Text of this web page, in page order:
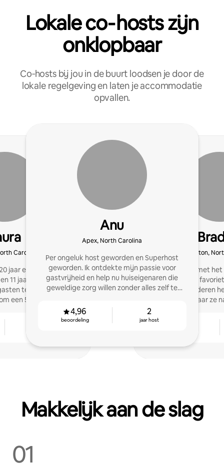
Lokale co‑hosts zijn
onklopbaar
Co‑hosts bij jou in de buurt loodsen je door de
lokale regelgeving en laten je accommodatie
opvallen.
Carolina
jaar ervaring met
11 jaar met Airbnb. Ik
te ontvangen! Nu
een 5-sterrenverblijf
Anu
Apex, North Carolina
Per ongeluk host geworden en Superhost
geworden. Ik ontdekte mijn passie voor
gastvrijheid en help nu huiseigenaren die
geweldige zorg willen zonder alles zelf te
4,96
beoordeling
2
jaar host
Clayton,
4 jaar ervaring met
van door gasten
Airbnb. Ik wil anderen
behalen waar ze
Makkelijk aan de slag
01